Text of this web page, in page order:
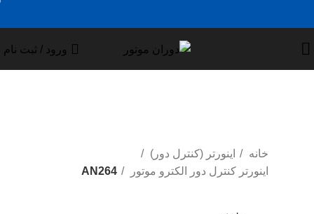
ورود / ثبت نام
خانه
اینورتر (کنترل دور)
اینورتر کنترل دور الکترو موتور
AN264